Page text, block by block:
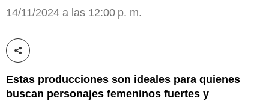
14/11/2024 a las 12:00 p. m.
Compartir esta noticia
Estas producciones son ideales para quienes
buscan personajes femeninos fuertes y